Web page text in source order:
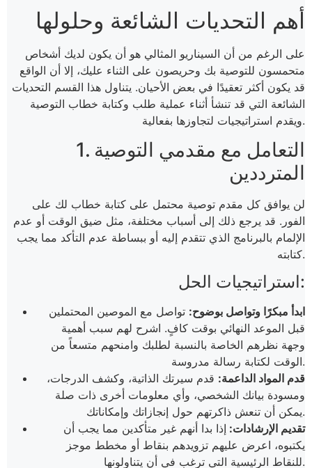
أهم التحديات الشائعة وحلولها
على الرغم من أن السيناريو المثالي هو أن يكون لديك أشخاص
متحمسون للتوصية بك وحريصون على الثناء عليك، إلا أن الواقع
قد يكون أكثر تعقيدًا في بعض الأحيان. يتناول هذا القسم التحديات
الشائعة التي قد تنشأ أثناء عملية طلب وكتابة خطاب التوصية
ويقدم استراتيجيات لتجاوزها بفعالية.
1. التعامل مع مقدمي التوصية
المترددين
لن يوافق كل مقدم توصية محتمل على كتابة خطاب لك على
الفور. قد يرجع ذلك إلى أسباب مختلفة، مثل ضيق الوقت أو عدم
الإلمام بالبرنامج الذي تتقدم إليه أو ببساطة عدم التأكد مما يجب
كتابته.
استراتيجيات الحل:
ابدأ مبكرًا وتواصل بوضوح: تواصل مع الموصين المحتملين
قبل الموعد النهائي بوقت كافٍ. اشرح لهم سبب أهمية
وجهة نظرهم الخاصة بالنسبة لطلبك وامنحهم متسعاً من
الوقت لكتابة رسالة مدروسة.
قدم المواد الداعمة: قدم سيرتك الذاتية، وكشف الدرجات،
ومسودة بيانك الشخصي، وأي معلومات أخرى ذات صلة
يمكن أن تنعش ذاكرتهم حول إنجازاتك وإمكاناتك.
تقديم الإرشادات: إذا بدا أنهم غير متأكدين مما يجب أن
يكتبوه، اعرض عليهم تزويدهم بنقاط أو مخطط موجز
للنقاط الرئيسية التي ترغب في أن يتناولونها.